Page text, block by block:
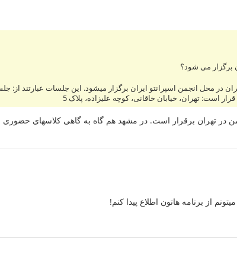
برگزار می شود؟
در محل انجمن اسپرانتو ایران برگزار میشود. این جلسات عبارتند از:
است: تهران، خیابان خاقانی، کوچه علیزاده، پلاک 5
تهران برقرار است. در مشهد هم گاه به گاهی کلاسهای حضوری